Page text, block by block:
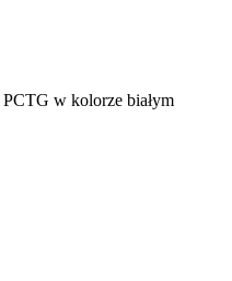
w kolorze białym